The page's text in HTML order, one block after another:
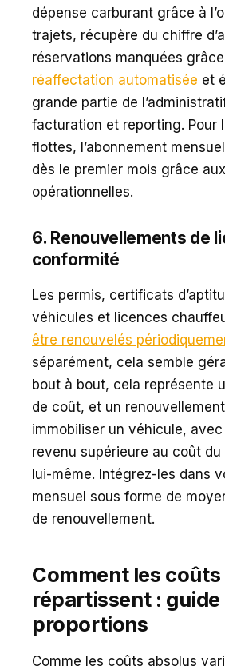
dépense carburant grâce à
trajets, récupère du chiffre
réservations manquées
réaffectation automatisée et
grande partie de
facturation et reporting. Pour
flottes, l’abonnement
dès le premier mois grâce
opérationnelles.
6. Renouvellements de
conformité
Les permis, certificats
véhicules et licences
être renouvelés
séparément, cela semble
bout à bout, cela représente
de coût, et un
immobiliser un véhicule,
revenu supérieure au coût
lui-même. Intégrez-les dans
mensuel sous forme de
de renouvellement.
Comment les coûts
répartissent :
proportions
Comme les coûts absolus